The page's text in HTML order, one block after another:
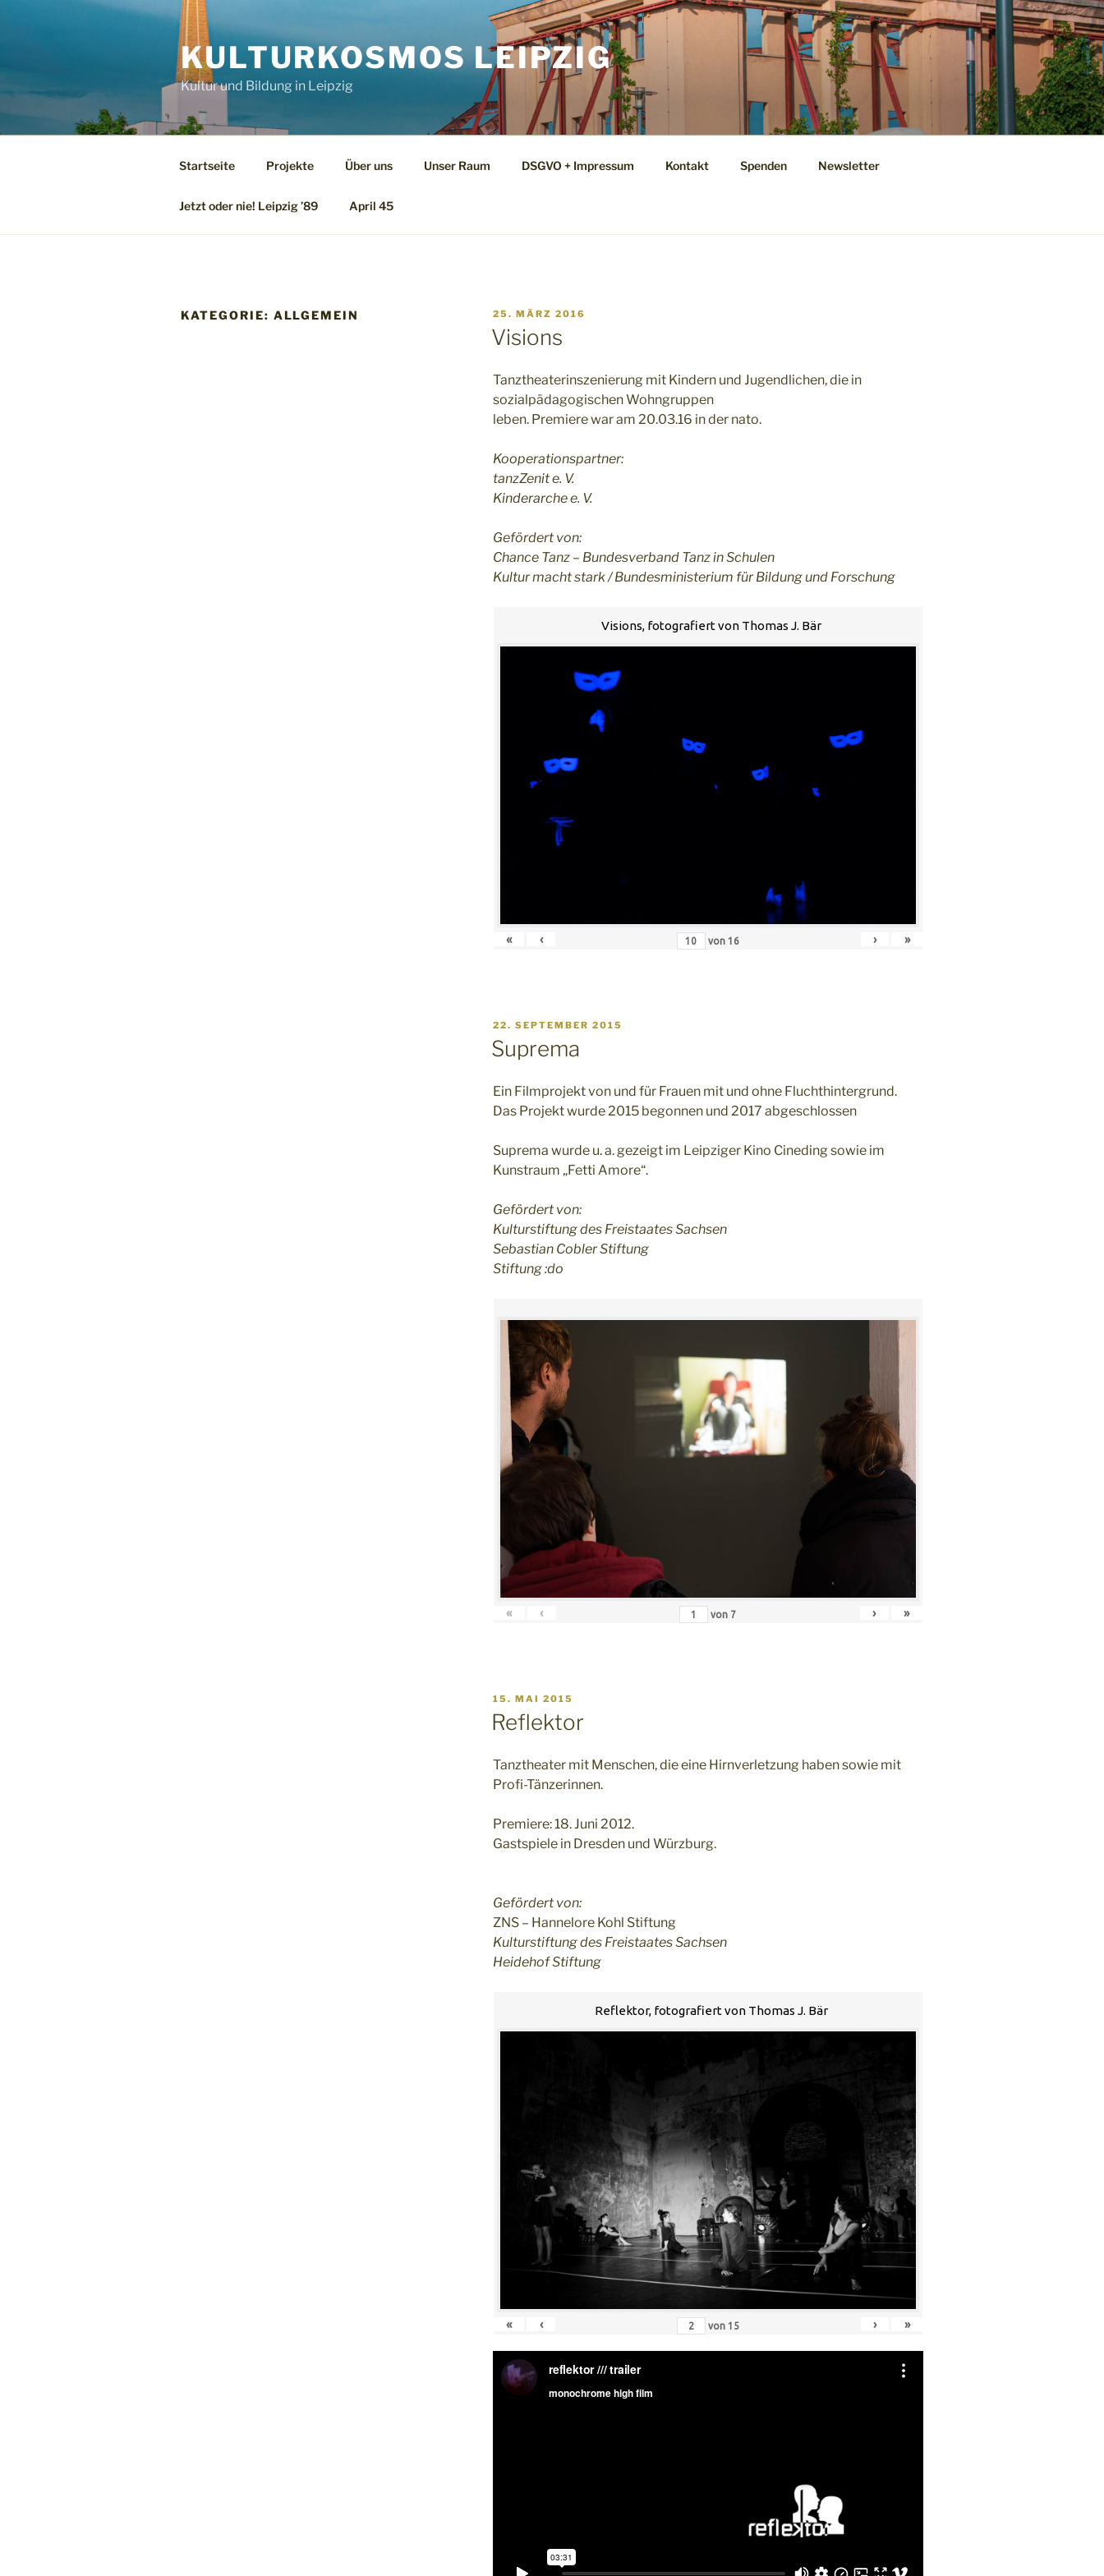
KULTURKOSMOS LEIPZIG
Kultur und Bildung in Leipzig
Startseite Projekte Über uns Unser Raum DSGVO + Impressum Kontakt Spenden Newsletter
Jetzt oder nie! Leipzig ’89 April 45
KATEGORIE: ALLGEMEIN
VERÖFFENTLICHT
AM
25. MÄRZ 2016
Visions
Tanztheaterinszenierung mit Kindern und Jugendlichen, die in
sozialpädagogischen Wohngruppen
leben. Premiere war am 20.03.16 in der nato.
Kooperationspartner:
tanzZenit e. V.
Kinderarche e. V.
Gefördert von:
Chance Tanz – Bundesverband Tanz in Schulen
Kultur macht stark / Bundesministerium für Bildung und Forschung
Visions, fotografiert von Thomas J. Bär
« ‹ von 16 › »
VERÖFFENTLICHT
AM
22. SEPTEMBER 2015
Suprema
Ein Filmprojekt von und für Frauen mit und ohne Fluchthintergrund.
Das Projekt wurde 2015 begonnen und 2017 abgeschlossen
Suprema wurde u. a. gezeigt im Leipziger Kino Cineding sowie im
Kunstraum „Fetti Amore“.
Gefördert von:
Kulturstiftung des Freistaates Sachsen
Sebastian Cobler Stiftung
Stiftung :do
« ‹ von 7 › »
VERÖFFENTLICHT
15. MAI 2015
Reflektor
Tanztheater mit Menschen, die eine Hirnverletzung haben sowie mit
Profi-Tänzerinnen.
Premiere: 18. Juni 2012.
Gastspiele in Dresden und Würzburg.
Gefördert von:
ZNS – Hannelore Kohl Stiftung
Kulturstiftung des Freistaates Sachsen
Heidehof Stiftung
Reflektor, fotografiert von Thomas J. Bär
« ‹ von 15 › »